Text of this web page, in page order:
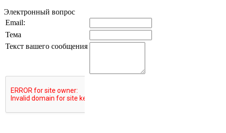
Электронный вопрос
Email:
Тема
Текст вашего сообщения